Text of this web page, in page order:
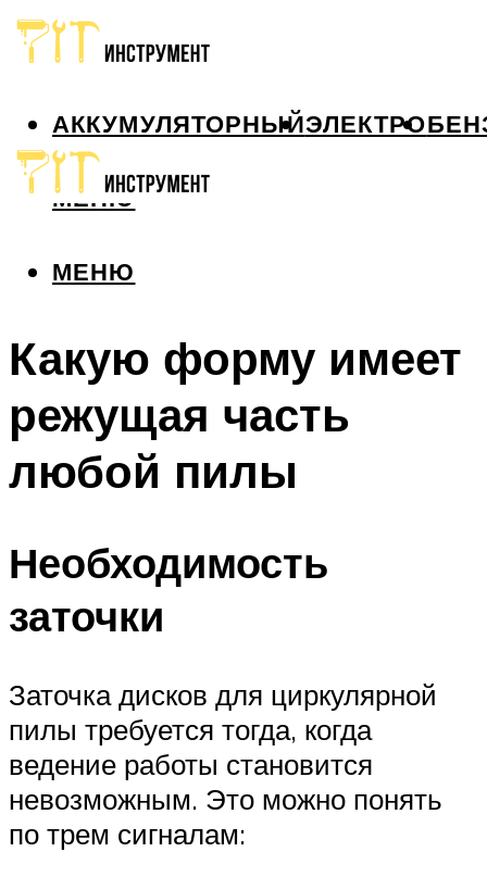
АККУМУЛЯТОРНЫЙЭЛЕКТРО
МЕНЮ
МЕНЮ
Какую форму имеет
режущая часть
любой пилы
Необходимость
заточки
Заточка дисков для циркулярной
пилы требуется тогда, когда
ведение работы становится
невозможным. Это можно понять
по трем сигналам: